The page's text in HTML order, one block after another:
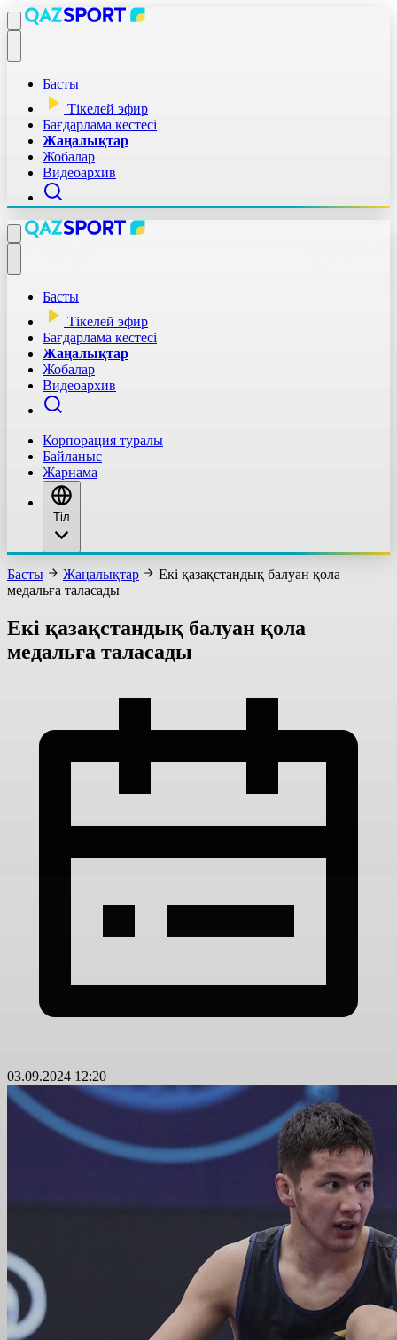
Басты
Тікелей эфир
Бағдарлама кестесі
Жаңалықтар
Жобалар
Видеоархив
Басты
Тікелей эфир
Бағдарлама кестесі
Жаңалықтар
Жобалар
Видеоархив
Корпорация туралы
Байланыс
Жарнама
Тіл
Басты Жаңалықтар
Екі қазақстандық балуан қола
медальға таласады
Екі қазақстандық балуан қола
медальға таласады
03.09.2024 12:20